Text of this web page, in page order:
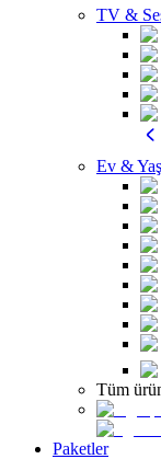
TV &
Ev &
Tüm
Paketler